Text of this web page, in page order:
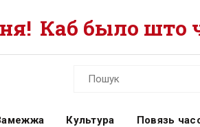
Каб было што
Культура Повязь